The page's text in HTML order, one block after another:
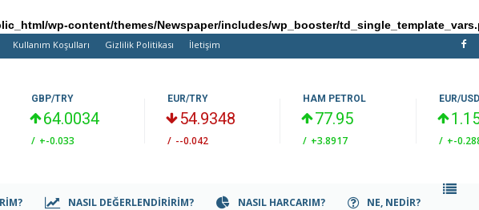
wp-content/themes/Newspaper/includes/wp_booster/
Kullanım Koşulları Gizlilik Politikası İletişim
GBP/TRY
64.0034
/ +-0.033
EUR/TRY
54.9348
/ --0.042
HAM PETROL
77.95
/ +3.8917
EUR/USD
/ +-
NASIL DEĞERLENDIRIRIM? NASIL HARCARIM? NE, NEDIR?